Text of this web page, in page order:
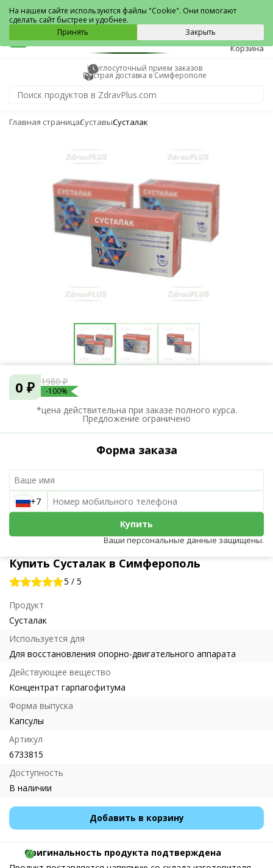
Симферополь
0
Корзина
Круглосуточный прием заказов
Быстрая доставка в Симферополе
Главная страницаСуставыСусталак
Купить Сусталак в Симферополь
5 / 5
Продукт
Сусталак
Используется для
Для восстановления опорно-двигательного аппарата
Действующее вещество
Концентрат гарпагофитума
Форма выпуска
Капсулы
Артикул
6733815
Доступность
В наличии
Добавить в корзину
0 ₽ 1980 ₽
-100%
*цена действительна при заказе полного курса.
Предложение ограничено
Форма заказа
+7
Купить
Ваши персональные данные защищены.
Оригинальность продукта подтверждена
На нашем сайте используются файлы "Cookie". Они помогают
сделать сайт быстрее и удобнее.
Принять
Закрыть